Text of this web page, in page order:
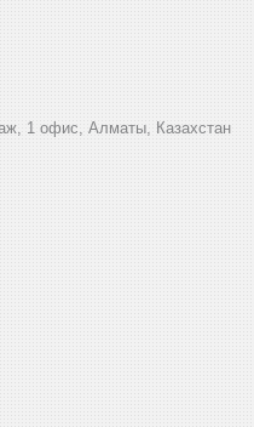
1 офис, Алматы, Казахстан